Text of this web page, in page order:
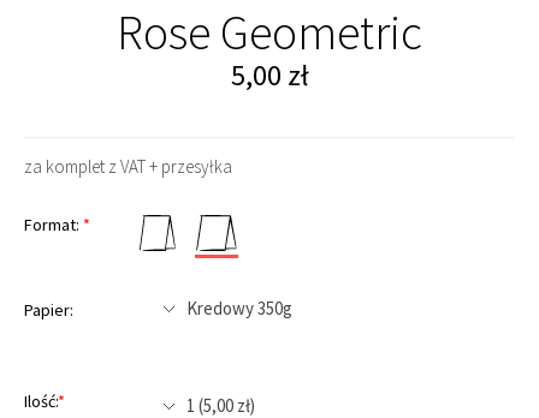
Rose Geometric
5,00 zł
za komplet z VAT + przesyłka
Format: *
Papier:
Ilość:*